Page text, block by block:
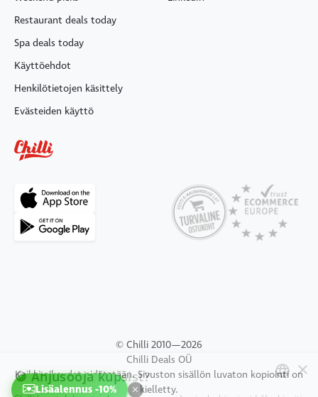
Lisäalennus -10%
Restaurant deals today
Spa deals today
Käyttöehdot
Henkilötietojen käsittely
Evästeiden käyttö
© Chilli 2010—2026
Chilli Deals OÜ
Kaikki oikeudet pidätetään. Sivuston sisällön luvaton kopiointi on
kielletty.
×
🍪 Ahjusooja küpsist?